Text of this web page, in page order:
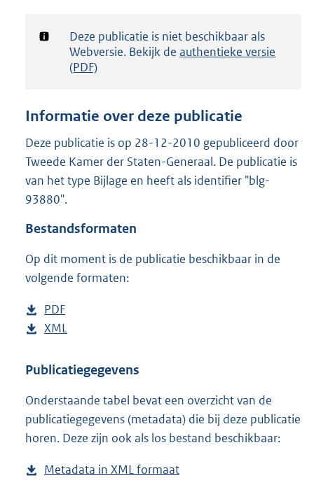
d
g
t
e
:
1
Notificatie:
Deze publicatie is niet beschikbaar als
Webversie. Bekijk de authentieke versie
(PDF)
Informatie over deze publicatie
Deze publicatie is op 28-12-2010 gepubliceerd door
Tweede Kamer der Staten-Generaal. De publicatie is
van het type Bijlage en heeft als identifier "blg-
93880".
Bestandsformaten
Op dit moment is de publicatie beschikbaar in de
volgende formaten:
D
o
n
o
a
d
PDF
e
t
n
d
s
D
w
l
o
a
XML
s
a
n
d
Publicatiegegevens
Onderstaande tabel bevat een overzicht van de
publicatiegegevens (metadata) die bij deze publicatie
horen. Deze zijn ook als los bestand beschikbaar:
Metadata in XML formaat